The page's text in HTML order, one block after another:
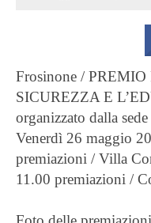
Frosinone /
SICUREZZA E
organizzato dalla
Venerdì 26 maggio
premiazioni / Villa
11.00 premiazioni /